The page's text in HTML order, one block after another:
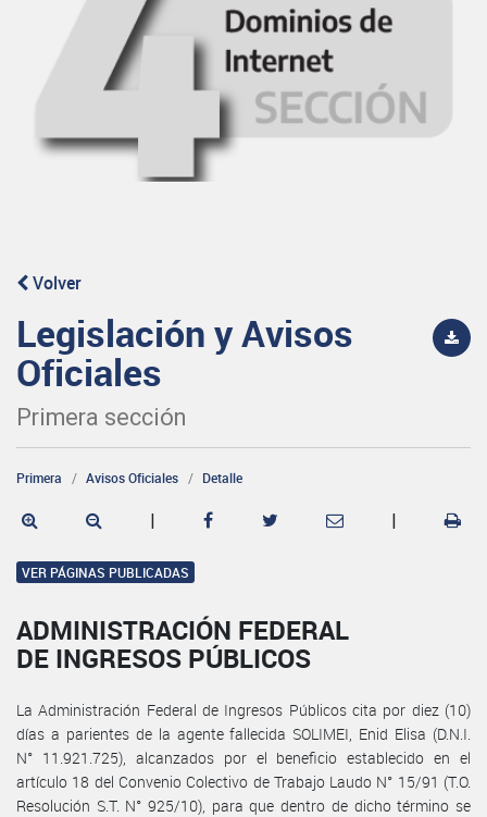
Volver
Legislación y Avisos
Oficiales
Primera sección
Primera Avisos Oficiales Detalle
| |
VER PÁGINAS PUBLICADAS
ADMINISTRACIÓN FEDERAL
DE INGRESOS PÚBLICOS
La Administración Federal de Ingresos Públicos cita por diez (10)
días a parientes de la agente fallecida SOLIMEI, Enid Elisa (D.N.I.
N° 11.921.725), alcanzados por el beneficio establecido en el
artículo 18 del Convenio Colectivo de Trabajo Laudo N° 15/91 (T.O.
Resolución S.T. N° 925/10), para que dentro de dicho término se